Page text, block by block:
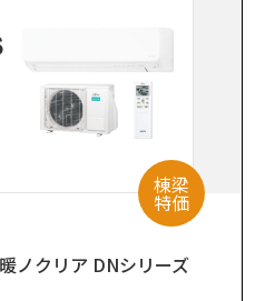
棟梁
特価
ノクリア DNシリーズ